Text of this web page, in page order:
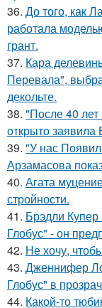
36. До того, как
работала
грант.
37. Кара
Перевала",
декольте.
38. "После 40
открыто заявила
39. "У нас
Арзамасова
40. Агата
стройности.
41. Брэдли
Глобус" - он
42. Не хочу,
43. Дженнифер
Глобус" в
44. Какой-то